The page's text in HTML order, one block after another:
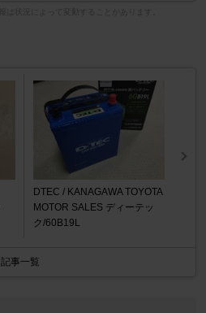
DTEC / KANAGAWA TOYOTA
MOTOR SALES ディーテッ
ク/60B19L
記事一覧